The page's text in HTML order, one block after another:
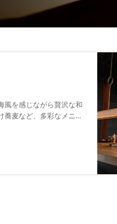
風を感じながら贅沢な和
麦など、多彩なメニュ
の美味しさを引き立て
一軒です。